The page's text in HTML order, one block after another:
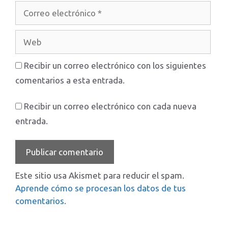
electrónico
Recibir un correo electrónico con los siguientes
comentarios a esta entrada.
Recibir un correo electrónico con cada nueva
entrada.
Este sitio usa Akismet para reducir el spam.
Aprende cómo se procesan los datos de tus
comentarios.